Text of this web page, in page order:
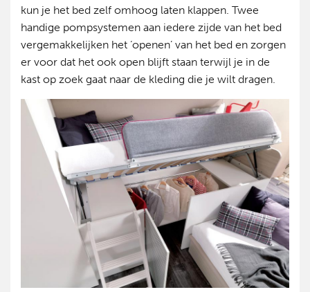
kun je het bed zelf omhoog laten klappen. Twee
handige pompsystemen aan iedere zijde van het bed
vergemakkelijken het ‘openen’ van het bed en zorgen
er voor dat het ook open blijft staan terwijl je in de
kast op zoek gaat naar de kleding die je wilt dragen.